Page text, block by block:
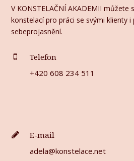
V KONSTELAČNÍ AKADEMII
konstelací pro práci se svými klienty i
sebeprojasnění.
Telefon
+420 608 234 511
E-mail
adela@konstelace.net